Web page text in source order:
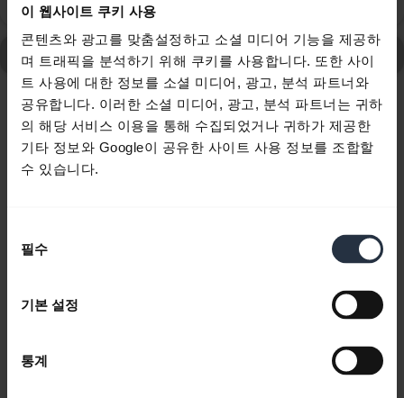
이 웹사이트 쿠키 사용
콘텐츠와 광고를 맞춤설정하고 소셜 미디어 기능을 제공하
며 트래픽을 분석하기 위해 쿠키를 사용합니다. 또한 사이
트 사용에 대한 정보를 소셜 미디어, 광고, 분석 파트너와
공유합니다. 이러한 소셜 미디어, 광고, 분석 파트너는 귀하
의 해당 서비스 이용을 통해 수집되었거나 귀하가 제공한
기타 정보와 Google이 공유한 사이트 사용 정보를 조합할
수 있습니다.
필수
기본 설정
통계
게 설정해야 합니까?
Jabra Motion UC MS에 대한 모든 자주 묻는 질문
10 주 10개 표시 중
expand_more